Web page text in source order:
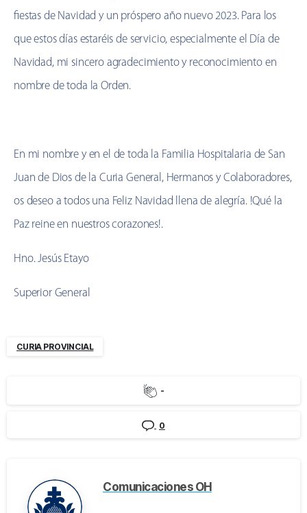
fiestas de Navidad y un próspero año nuevo 2023. Para los
que estos días estaréis de servicio, especialmente el Día de
Navidad, mi sincero agradecimiento y reconocimiento en
nombre de toda la Orden.
En mi nombre y en el de toda la Familia Hospitalaria de San
Juan de Dios de la Curia General, Hermanos y Colaboradores,
os deseo a todos una Feliz Navidad llena de alegría. !Qué la
Paz reine en nuestros corazones!.
Hno. Jesús Etayo
Superior General
CURIA PROVINCIAL
-
0
Comunicaciones OH